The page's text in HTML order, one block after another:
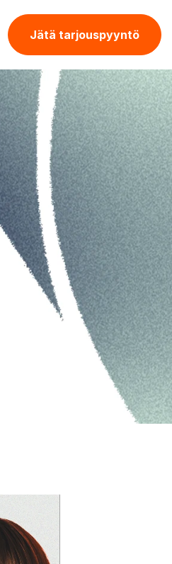
Jätä tarjouspyyntö
kasvusta ja
verran viestinnän
Marko Vilkman.